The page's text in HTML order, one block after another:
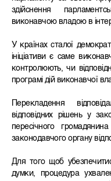
здійснення
виконавчою владою в
У країнах сталої
ініціативи є саме
контролюють, чи
програмі дій виконавчої
Перекладення
відповідних рішень у
пересічного
законодавчого органу
Для того щоб
думки, процедура